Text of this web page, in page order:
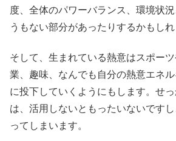
度、全体のパワーバランス、環境状
うもない部分があったりするかもしれ
そして、生まれている熱意はスポー
業、趣味、なんでも自分の熱意エネ
に投下していくようにもします。せ
は、活用しないともったいないです
ってしまいます。